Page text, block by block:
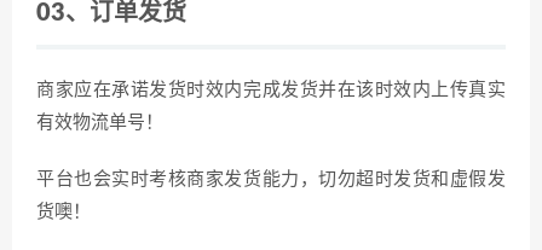
03、 订单发货
商家应在承诺发货时效内完成发货并在该时效内上传真实
有效物流单号！
平台也会实时考核商家发货能力，切勿超时发货和虚假发
货噢！